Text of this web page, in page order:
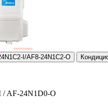
I/AF8-24N1C2-O
/ AF-24N1D0-O